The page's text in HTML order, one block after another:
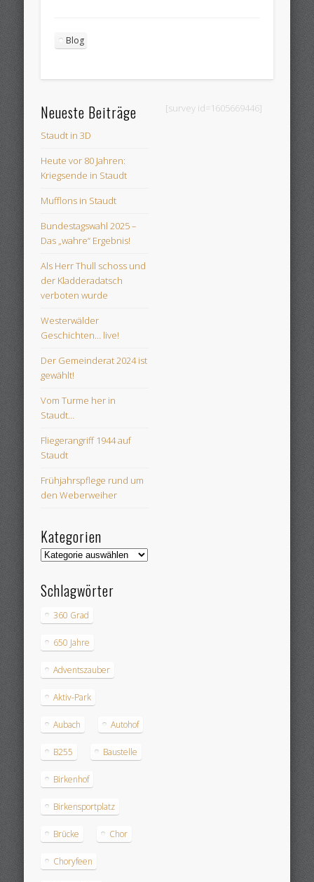
Blog
Neueste Beiträge
Staudt in 3D
Heute vor 80 Jahren:
Kriegsende in Staudt
Mufflons in Staudt
Bundestagswahl 2025 –
Das „wahre“ Ergebnis!
Als Herr Thull schoss und
der Kladderadatsch
verboten wurde
Westerwälder
Geschichten… live!
Der Gemeinderat 2024 ist
gewählt!
Vom Turme her in
Staudt…
Fliegerangriff 1944 auf
Staudt
Frühjahrspflege rund um
den Weberweiher
Kategorien
Kategorien
Schlagwörter
360 Grad
650 Jahre
Adventszauber
Aktiv-Park
Aubach Autohof
B255 Baustelle
Birkenhof
Birkensportplatz
Brücke Chor
Choryfeen
[survey id=1605669446]